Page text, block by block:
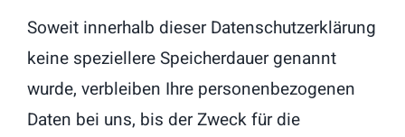
Soweit innerhalb dieser Datenschutzerklärung
keine speziellere Speicherdauer genannt
wurde, verbleiben Ihre personenbezogenen
Daten bei uns, bis der Zweck für die